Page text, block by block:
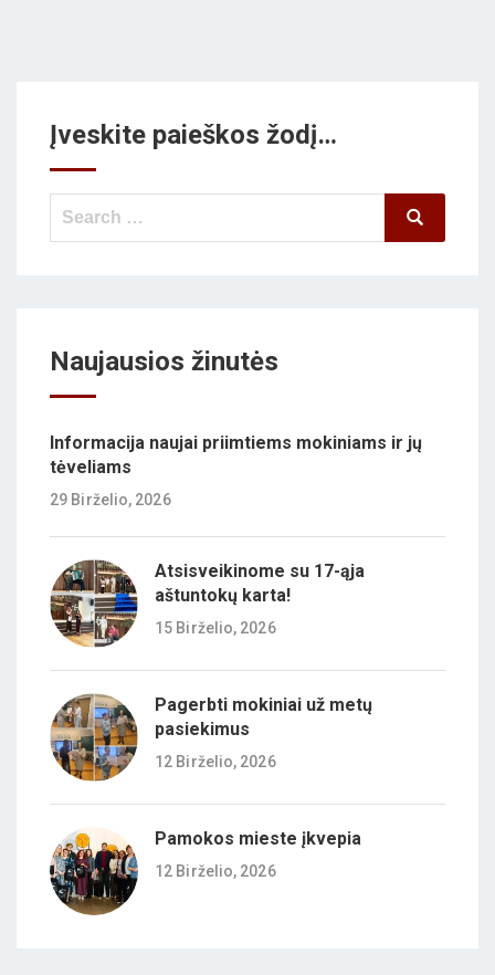
Įveskite paieškos žodį…
Search
Search
Naujausios žinutės
Informacija naujai priimtiems mokiniams ir jų
tėveliams
29 Birželio, 2026
Atsisveikinome su 17-ąja
aštuntokų karta!
15 Birželio, 2026
Pagerbti mokiniai už metų
pasiekimus
12 Birželio, 2026
Pamokos mieste įkvepia
12 Birželio, 2026